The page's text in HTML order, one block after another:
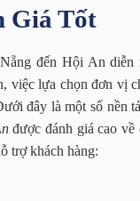
Giá Tốt
đến Hội An diễn
việc lựa chọn đơn vị
đây là một số nền
được đánh giá cao về
trợ khách hàng: